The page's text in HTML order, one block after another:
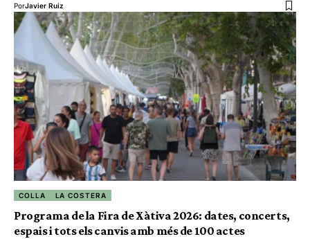
PorJavier Ruiz
COLLA LA COSTERA
Programa de la Fira de Xàtiva 2026: dates, concerts,
espais i tots els canvis amb més de 100 actes